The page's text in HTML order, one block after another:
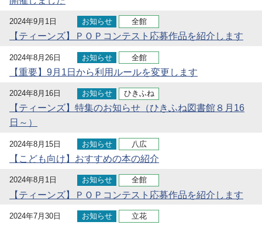
2024年9月1日 お知らせ 全館
【ティーンズ】ＰＯＰコンテスト応募作品を紹介します
2024年8月26日 お知らせ 全館
【重要】9月1日から利用ルールを変更します
2024年8月16日 お知らせ ひきふね
【ティーンズ】特集のお知らせ（ひきふね図書館８月16
日～）
2024年8月15日 お知らせ 八広
【こども向け】おすすめの本の紹介
2024年8月1日 お知らせ 全館
【ティーンズ】ＰＯＰコンテスト応募作品を紹介します
2024年7月30日 お知らせ 立花